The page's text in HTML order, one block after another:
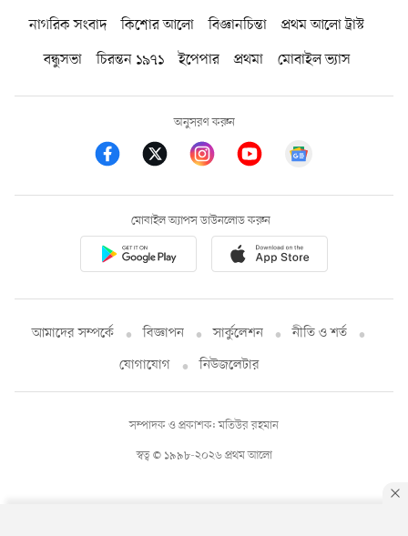
নাগরিক সংবাদ কিশোর আলো বিজ্ঞানচিন্তা
প্রথম আলো ট্রাস্ট
বন্ধুসভা
চিরন্তন ১৯৭১ ইপেপার প্রথমা মোবাইল ভ্যাস
অনুসরণ করুন
মোবাইল অ্যাপস ডাউনলোড করুন
আমাদের সম্পর্কে বিজ্ঞাপন সার্কুলেশন
নীতি ও শর্ত
যোগাযোগ
নিউজলেটার
স্বত্ব © ১৯৯৮-২০২৬ প্রথম আলো
সম্পাদক ও প্রকাশক: মতিউর রহমান